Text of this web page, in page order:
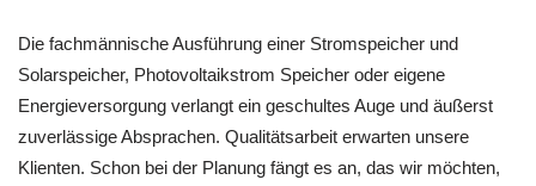
Die fachmännische Ausführung einer Stromspeicher und
Solarspeicher, Photovoltaikstrom Speicher oder eigene
Energieversorgung verlangt ein geschultes Auge und äußerst
zuverlässige Absprachen. Qualitätsarbeit erwarten unsere
Klienten. Schon bei der Planung fängt es an, das wir möchten,